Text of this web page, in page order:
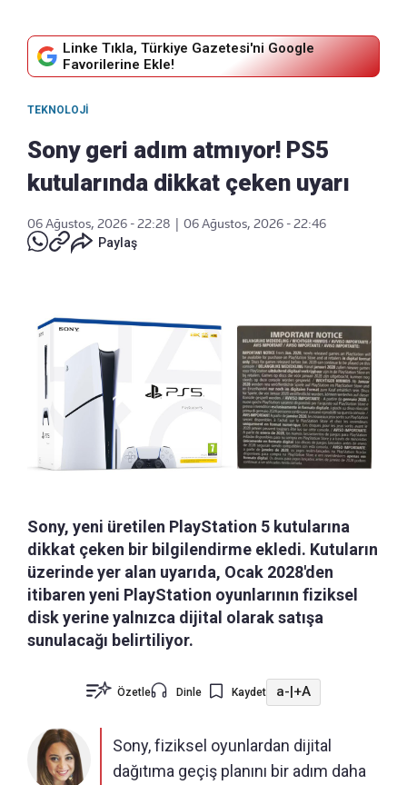
Linke Tıkla, Türkiye Gazetesi'ni Google
Favorilerine Ekle!
TEKNOLOJI
Sony geri adım atmıyor! PS5
kutularında dikkat çeken uyarı
06 Ağustos, 2026 - 22:28
06 Ağustos, 2026 - 22:46
Paylaş
Sony, yeni üretilen PlayStation 5 kutularına
dikkat çeken bir bilgilendirme ekledi. Kutuların
üzerinde yer alan uyarıda, Ocak 2028'den
itibaren yeni PlayStation oyunlarının fiziksel
disk yerine yalnızca dijital olarak satışa
sunulacağı belirtiliyor.
Özetle Dinle Kaydet a- +A
Sony, fiziksel oyunlardan dijital
dağıtıma geçiş planını bir adım daha